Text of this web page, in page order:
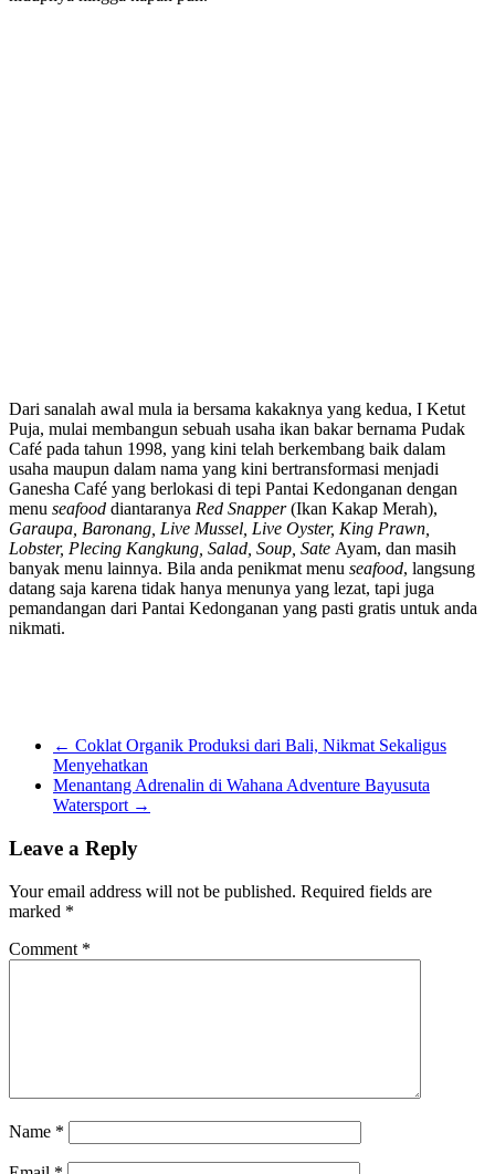
Dari sanalah awal mula ia bersama kakaknya yang kedua, I Ketut
Puja, mulai membangun sebuah usaha ikan bakar bernama Pudak
Café pada tahun 1998, yang kini telah berkembang baik dalam
usaha maupun dalam nama yang kini bertransformasi menjadi
Ganesha Café yang berlokasi di tepi Pantai Kedonganan dengan
menu seafood diantaranya Red Snapper(Ikan Kakap Merah),
Garaupa, Baronang, Live Mussel, Live Oyster, King Prawn,
Lobster, Plecing Kangkung, Salad, Soup, Sate Ayam, dan masih
banyak menu lainnya. Bila anda penikmat menu seafood, langsung
datang saja karena tidak hanya menunya yang lezat, tapi juga
pemandangan dari Pantai Kedonganan yang pasti gratis untuk anda
nikmati.
← Coklat Organik Produksi dari Bali, Nikmat Sekaligus
Menyehatkan
Menantang Adrenalin di Wahana Adventure Bayusuta
Watersport →
Leave a Reply
Your email address will not be published. Required fields are
marked *
Comment *
Name *